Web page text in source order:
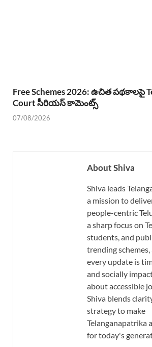
Free Schemes 2026: ఉచిత పథకాలపై
Court సీరియస్ కామెంట్స్
07/08/2026
About Shiva
Shiva leads
a mission to
people-centric
a sharp focus on
students, and
trending schemes,
every update is
and socially
about accessible
Shiva blends
strategy to make
Telanganapatrika
for today's